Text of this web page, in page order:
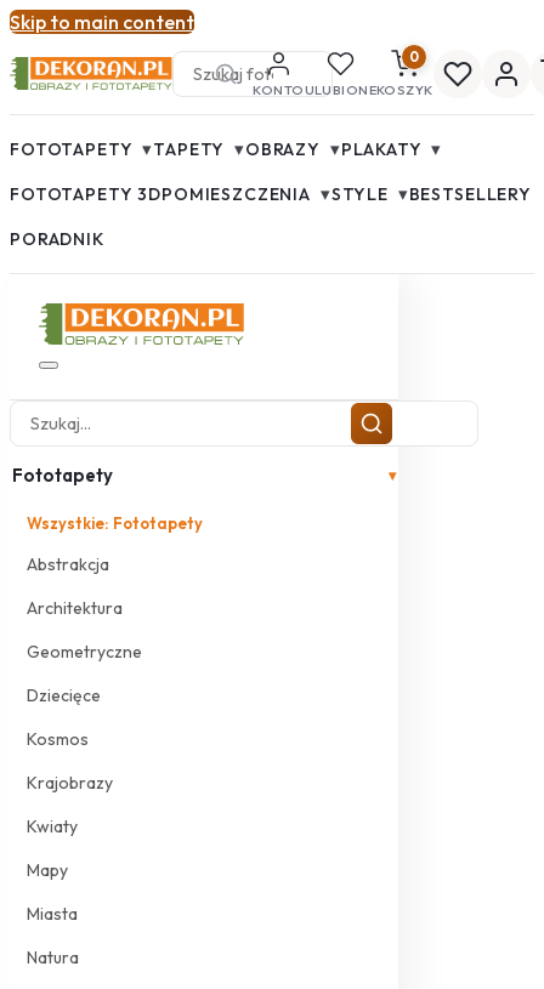
Skip to main content
KONTOULUBIONE
0
KOSZYK
FOTOTAPETY ▾TAPETY ▾OBRAZY ▾PLAKATY ▾
FOTOTAPETY 3DPOMIESZCZENIA ▾STYLE ▾BESTSELLERY
PORADNIK
Fototapety ▾
Wszystkie: Fototapety
Abstrakcja
Architektura
Geometryczne
Dziecięce
Kosmos
Krajobrazy
Kwiaty
Mapy
Miasta
Natura